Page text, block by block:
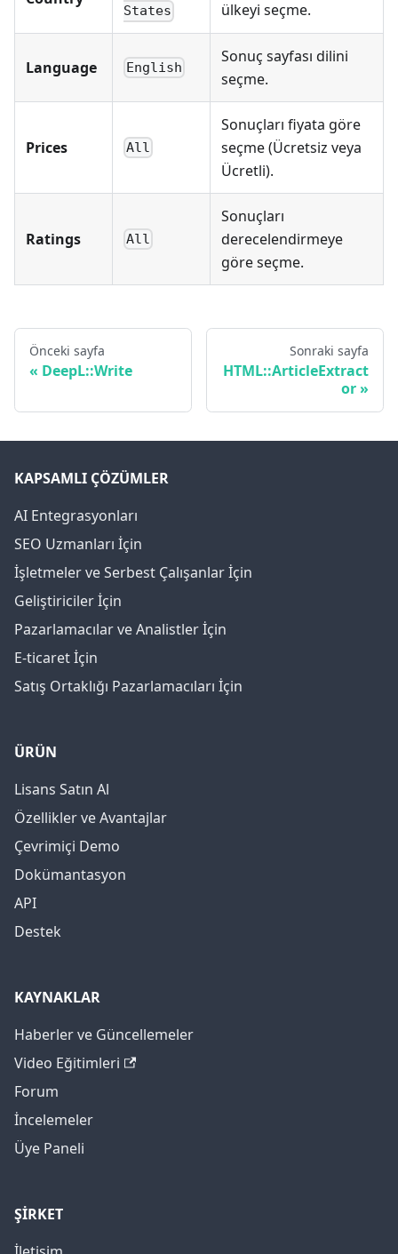
States
ülkeyi seçme.
Language English
Sonuç sayfası dilini
seçme.
Prices All
Sonuçları fiyata göre
seçme (Ücretsiz veya
Ücretli).
Ratings All
Sonuçları
derecelendirmeye
göre seçme.
Önceki sayfa
DeepL::Write
Sonraki sayfa
HTML::ArticleExtract
or
KAPSAMLI ÇÖZÜMLER
AI Entegrasyonları
SEO Uzmanları İçin
İşletmeler ve Serbest Çalışanlar İçin
Geliştiriciler İçin
Pazarlamacılar ve Analistler İçin
E-ticaret İçin
Satış Ortaklığı Pazarlamacıları İçin
ÜRÜN
Lisans Satın Al
Özellikler ve Avantajlar
Çevrimiçi Demo
Dokümantasyon
API
Destek
KAYNAKLAR
Haberler ve Güncellemeler
Video Eğitimleri
Forum
İncelemeler
Üye Paneli
ŞİRKET